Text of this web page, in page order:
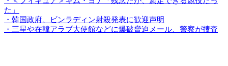
た」
・韓国政府、ビンラディン射殺発表に歓迎声明
・三星や在韓アラブ大使館などに爆破脅迫メール、警察が捜査